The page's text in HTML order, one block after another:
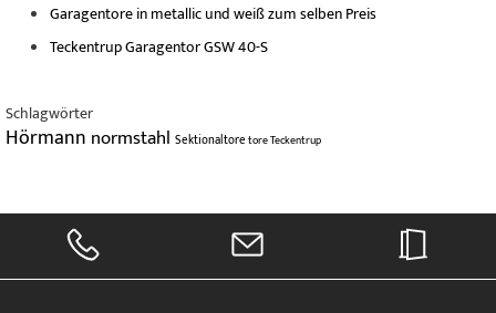
Garagentore in metallic und weiß zum selben Preis
Teckentrup Garagentor GSW 40-S
Schlagwörter
Hörmann normstahl SektionaltoretoreTeckentrup